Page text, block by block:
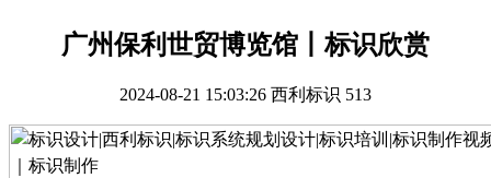
广州保利世贸博览馆丨标识欣赏
2024-08-21 15:03:26 西利标识 513